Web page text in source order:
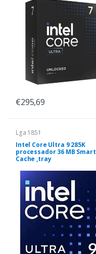
€295,69
Lga 1851
Intel Core Ultra 9 285K
processador 36 MB Smart
Cache ,tray